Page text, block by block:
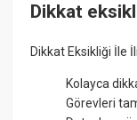
Dikkat
Dikkat Eksikliği İle
Kolayca
Görevleri